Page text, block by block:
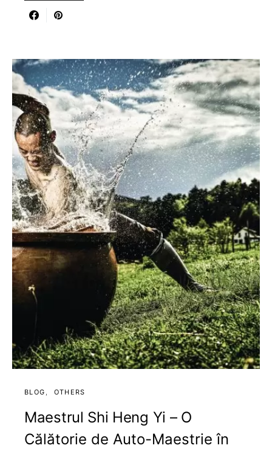
BLOG OTHERS
Maestrul Shi Heng Yi – O
Călătorie de Auto-Maestrie în